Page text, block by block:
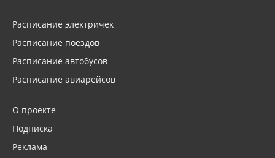
Расписание электричек
Расписание поездов
Расписание автобусов
Расписание авиарейсов
О проекте
Подписка
Реклама